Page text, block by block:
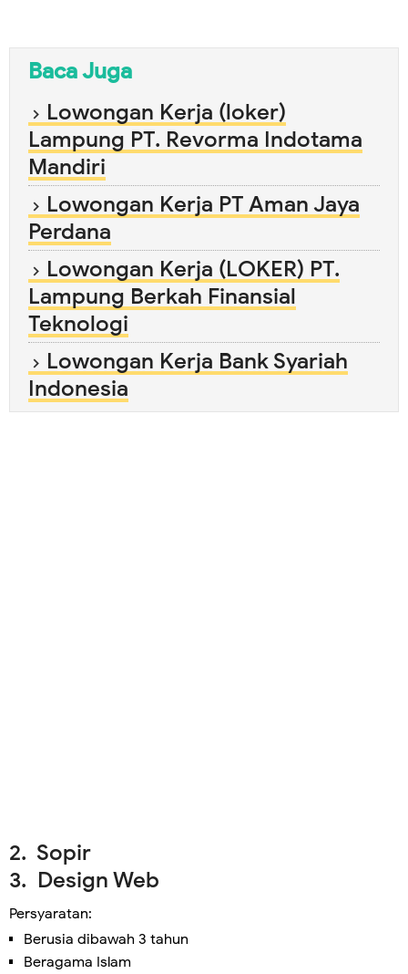
Baca Juga
Lowongan Kerja (loker)
Lampung PT. Revorma Indotama
Mandiri
Lowongan Kerja PT Aman Jaya
Perdana
Lowongan Kerja (LOKER) PT.
Lampung Berkah Finansial
Teknologi
Lowongan Kerja Bank Syariah
Indonesia
2. Sopir
3. Design Web
Persyaratan:
Berusia dibawah 3 tahun
Beragama Islam